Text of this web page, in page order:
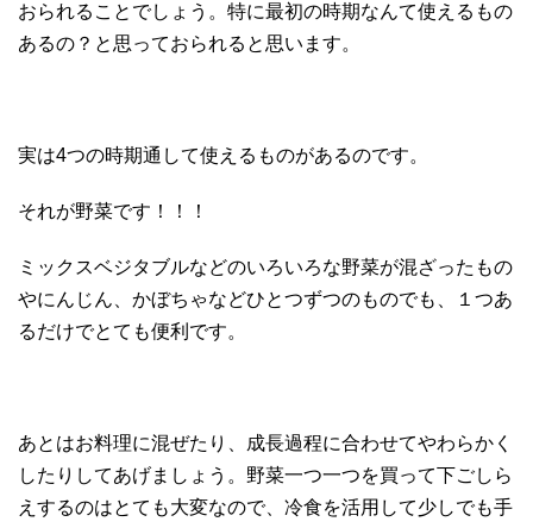
おられることでしょう。特に最初の時期なんて使えるもの
あるの？と思っておられると思います。
実は4つの時期通して使えるものがあるのです。
それが野菜です！！！
ミックスベジタブルなどのいろいろな野菜が混ざったもの
やにんじん、かぼちゃなどひとつずつのものでも、１つあ
るだけでとても便利です。
あとはお料理に混ぜたり、成長過程に合わせてやわらかく
したりしてあげましょう。野菜一つ一つを買って下ごしら
えするのはとても大変なので、冷食を活用して少しでも手